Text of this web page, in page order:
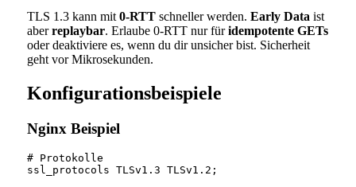
TLS 1.3 kann mit 0-RTTschneller werden. Early Data ist
aberreplaybar. Erlaube 0-RTT nur füridempotente GETs
oder deaktiviere es, wenn du dir unsicher bist. Sicherheit
geht vor Mikrosekunden.
Konfigurationsbeispiele
Nginx Beispiel
# Protokolle
ssl_protocols TLSv1.3 TLSv1.2;